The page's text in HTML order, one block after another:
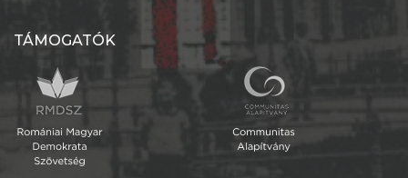
TÁMOGATÓK